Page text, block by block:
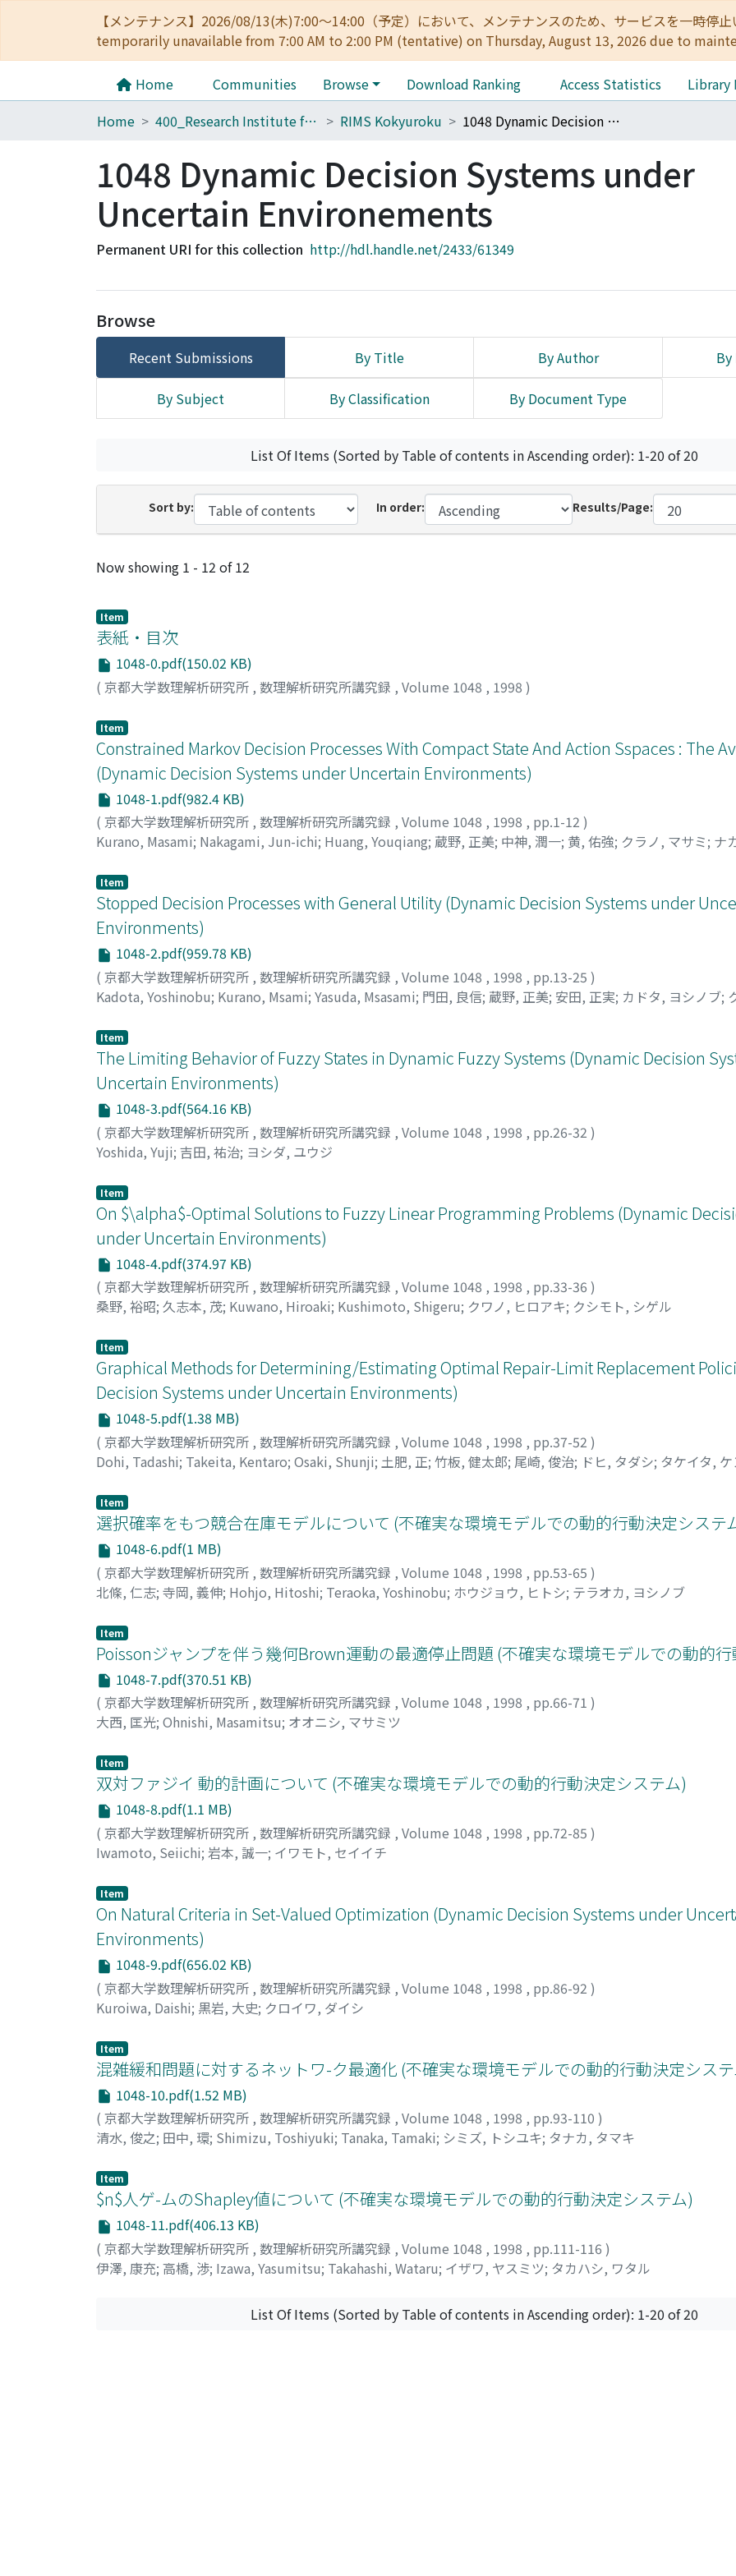
【メンテナンス】2026/08/13(木)7:00～14:00（予定）において、メンテナンスのため、サービスを一時
temporarily unavailable from 7:00 AM to 2:00 PM (tentative) on Thursday, August 13, 2026 due to
Home Communities Browse Download Ranking Access Statistics
Library
Home
400_Research Institute for Mathematical Sciences RIMS Kokyuroku 1048 Dynamic Decision Systems under Uncertain Environements
1048 Dynamic Decision Systems under
Uncertain Environements
Permanent URI for this collection http://hdl.handle.net/2433/61349
Browse
Recent Submissions By Title By Author By
By Subject By Classification By Document Type
List Of Items (Sorted by Table of contents in Ascending order): 1-20 of 20
Sort by: In order: Results/Page:
Recent Submissions
Now showing 1 - 12 of 12
Item
表紙・目次
1048-0.pdf(150.02 KB)
( 京都大学数理解析研究所 , 数理解析研究所講究録 , Volume 1048 , 1998 )
Item
Constrained Markov Decision Processes With Compact State And Action Sspaces : The
(Dynamic Decision Systems under Uncertain Environments)
1048-1.pdf(982.4 KB)
( 京都大学数理解析研究所 , 数理解析研究所講究録 , Volume 1048 , 1998 , pp.1-12 )
Kurano, Masami; Nakagami, Jun-ichi; Huang, Youqiang; 蔵野, 正美; 中神, 潤一; 黄, 佑強; クラノ, マサミ; ナ
Item
Stopped Decision Processes with General Utility (Dynamic Decision Systems under
Environments)
1048-2.pdf(959.78 KB)
( 京都大学数理解析研究所 , 数理解析研究所講究録 , Volume 1048 , 1998 , pp.13-25 )
Kadota, Yoshinobu; Kurano, Msami; Yasuda, Msasami; 門田, 良信; 蔵野, 正美; 安田, 正実; カドタ, ヨシノブ;
Item
The Limiting Behavior of Fuzzy States in Dynamic Fuzzy Systems (Dynamic Decision
Uncertain Environments)
1048-3.pdf(564.16 KB)
( 京都大学数理解析研究所 , 数理解析研究所講究録 , Volume 1048 , 1998 , pp.26-32 )
Yoshida, Yuji; 吉田, 祐治; ヨシダ, ユウジ
Item
On $\alpha$-Optimal Solutions to Fuzzy Linear Programming Problems (Dynamic
under Uncertain Environments)
1048-4.pdf(374.97 KB)
( 京都大学数理解析研究所 , 数理解析研究所講究録 , Volume 1048 , 1998 , pp.33-36 )
桑野, 裕昭; 久志本, 茂; Kuwano, Hiroaki; Kushimoto, Shigeru; クワノ, ヒロアキ; クシモト, シゲル
Item
Graphical Methods for Determining/Estimating Optimal Repair-Limit Replacement
Decision Systems under Uncertain Environments)
1048-5.pdf(1.38 MB)
( 京都大学数理解析研究所 , 数理解析研究所講究録 , Volume 1048 , 1998 , pp.37-52 )
Dohi, Tadashi; Takeita, Kentaro; Osaki, Shunji; 土肥, 正; 竹板, 健太郎; 尾崎, 俊治; ドヒ, タダシ; タケイタ,
Item
選択確率をもつ競合在庫モデルについて (不確実な環境モデルでの動的行動決定システ
1048-6.pdf(1 MB)
( 京都大学数理解析研究所 , 数理解析研究所講究録 , Volume 1048 , 1998 , pp.53-65 )
北條, 仁志; 寺岡, 義伸; Hohjo, Hitoshi; Teraoka, Yoshinobu; ホウジョウ, ヒトシ; テラオカ, ヨシノブ
Item
Poissonジャンプを伴う幾何Brown運動の最適停止問題 (不確実な環境モデルでの動的
1048-7.pdf(370.51 KB)
( 京都大学数理解析研究所 , 数理解析研究所講究録 , Volume 1048 , 1998 , pp.66-71 )
大西, 匡光; Ohnishi, Masamitsu; オオニシ, マサミツ
Item
双対ファジイ 動的計画について (不確実な環境モデルでの動的行動決定システム)
1048-8.pdf(1.1 MB)
( 京都大学数理解析研究所 , 数理解析研究所講究録 , Volume 1048 , 1998 , pp.72-85 )
Iwamoto, Seiichi; 岩本, 誠一; イワモト, セイイチ
Item
On Natural Criteria in Set-Valued Optimization (Dynamic Decision Systems under
Environments)
1048-9.pdf(656.02 KB)
( 京都大学数理解析研究所 , 数理解析研究所講究録 , Volume 1048 , 1998 , pp.86-92 )
Kuroiwa, Daishi; 黒岩, 大史; クロイワ, ダイシ
Item
混雑緩和問題に対するネットワ-ク最適化 (不確実な環境モデルでの動的行動決定シス
1048-10.pdf(1.52 MB)
( 京都大学数理解析研究所 , 数理解析研究所講究録 , Volume 1048 , 1998 , pp.93-110 )
清水, 俊之; 田中, 環; Shimizu, Toshiyuki; Tanaka, Tamaki; シミズ, トシユキ; タナカ, タマキ
Item
$n$人ゲ-ムのShapley値について (不確実な環境モデルでの動的行動決定システム)
1048-11.pdf(406.13 KB)
( 京都大学数理解析研究所 , 数理解析研究所講究録 , Volume 1048 , 1998 , pp.111-116 )
伊澤, 康充; 高橋, 渉; Izawa, Yasumitsu; Takahashi, Wataru; イザワ, ヤスミツ; タカハシ, ワタル
List Of Items (Sorted by Table of contents in Ascending order): 1-20 of 20